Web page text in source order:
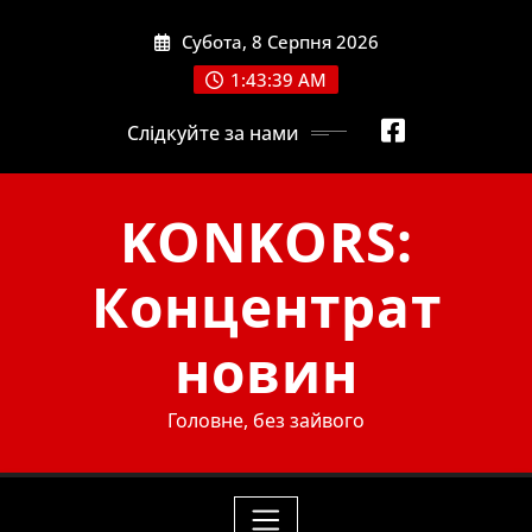
Субота, 8 Серпня 2026
1:43:41 AM
Слідкуйте за нами
KONKORS:
Концентрат
новин
Головне, без зайвого